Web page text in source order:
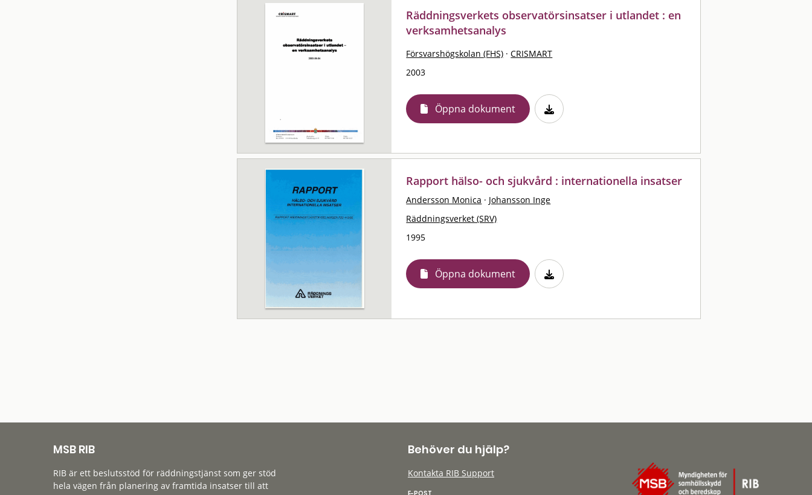
Räddningsverkets observatörsinsatser i utlandet : en
verksamhetsanalys
Försvarshögskolan (FHS) · CRISMART
2003
Öppna dokument
Rapport hälso- och sjukvård : internationella insatser
Andersson Monica · Johansson Inge
Räddningsverket (SRV)
1995
Öppna dokument
MSB RIB
RIB är ett beslutsstöd för räddningstjänst som ger stöd
hela vägen från planering av framtida insatser till att
Behöver du hjälp?
Kontakta RIB Support